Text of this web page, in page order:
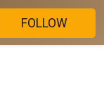
FOLLOW